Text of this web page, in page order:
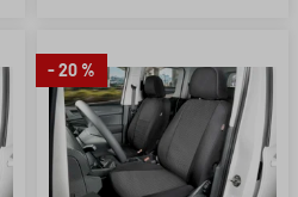
- 20 %